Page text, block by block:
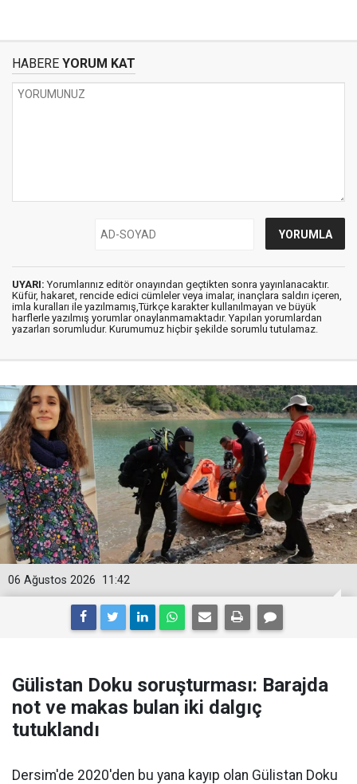
HABERE YORUM KAT
UYARI: Yorumlarınız editör onayından geçtikten sonra yayınlanacaktır.
Küfür, hakaret, rencide edici cümleler veya imalar, inançlara saldırı içeren,
imla kuralları ile yazılmamış,Türkçe karakter kullanılmayan ve büyük
harflerle yazılmış yorumlar onaylanmamaktadır. Yapılan yorumlardan
yazarları sorumludur. Kurumumuz hiçbir şekilde sorumlu tutulamaz.
11:42
06 Ağustos 2026
Gülistan Doku soruşturması: Barajda
not ve makas bulan iki dalgıç
tutuklandı
Dersim'de 2020'den bu yana kayıp olan Gülistan Doku